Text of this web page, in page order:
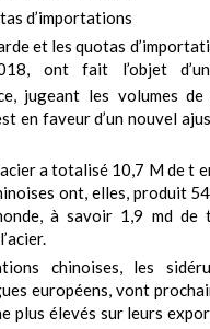
d’importations
et les quotas
ont fait l’objet
jugeant les volumes de
en faveur d’un nouvel
a totalisé 10,7 M de t
ont, elles, produit
à savoir 1,9 md de
chinoises, les
européens, vont
plus élevés sur leurs